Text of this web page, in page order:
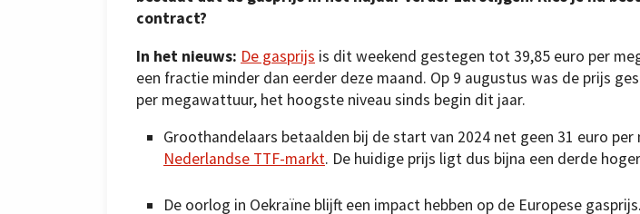
contract?
In het nieuws: De gasprijs is dit weekend gestegen tot 39,85 euro per
een fractie minder dan eerder deze maand. Op 9 augustus was de prijs
per megawattuur, het hoogste niveau sinds begin dit jaar.
Groothandelaars betaalden bij de start van 2024 net geen 31 euro
Nederlandse TTF-markt. De huidige prijs ligt dus bijna een derde
De oorlog in Oekraïne blijft een impact hebben op de Europese